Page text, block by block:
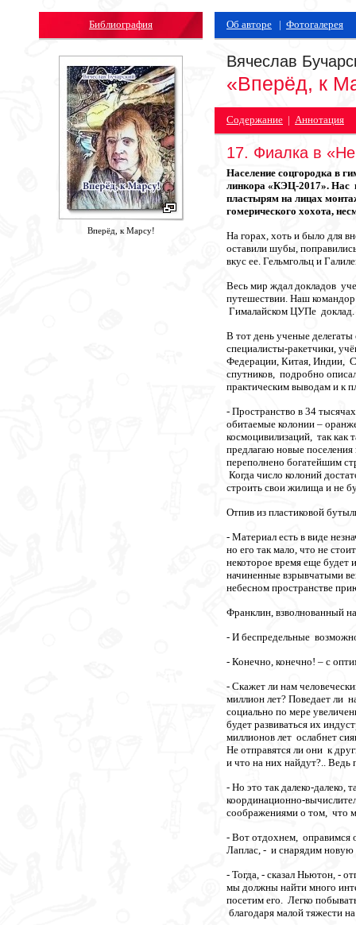
Библиография
Вперёд, к Марсу!
Об авторе | Фотогалерея
Вячеслав
«Вперёд, к
Содержание | Аннотация
17. Фиалка в
Население соцгородка в
линкора «КЭЦ-2017». Нас
пластырям на лицах
гомерического хохота,
На горах, хоть и было для
оставили шубы,
вкус ее. Гельмгольц и
Весь мир ждал докладов
путешествии. Наш
Гималайском ЦУПе доклад.
В тот день ученые
специалисты-ракетчики,
Федерации, Китая, Индии,
спутников, подробно
практическим выводам и к
- Пространство в 34
обитаемые колонии –
космоцивилизаций, так как
предлагаю новые
переполнено богатейшим
Когда число колоний
строить свои жилища и не
Отпив из пластиковой
- Материал есть в виде
но его так мало, что не
некоторое время еще будет
начиненные взрывчатыми
небесном пространстве
Франклин, взволнованный
- И беспредельные
- Конечно, конечно! – с
- Скажет ли нам
миллион лет? Поведает ли
социально по мере
будет развиваться их
миллионов лет ослабнет
Не отправятся ли они к
и что на них найдут?.. Ведь
- Но это так далеко-далеко,
координационно-
соображениями о том, что
- Вот отдохнем, оправимся
Лаплас, - и снарядим
- Тогда, - сказал Ньютон, -
мы должны найти много
посетим его. Легко
благодаря малой тяжести